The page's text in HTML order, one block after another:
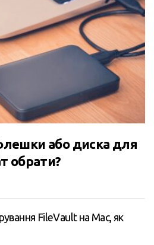
або диска для
обрати?
FileVault на Mac, як